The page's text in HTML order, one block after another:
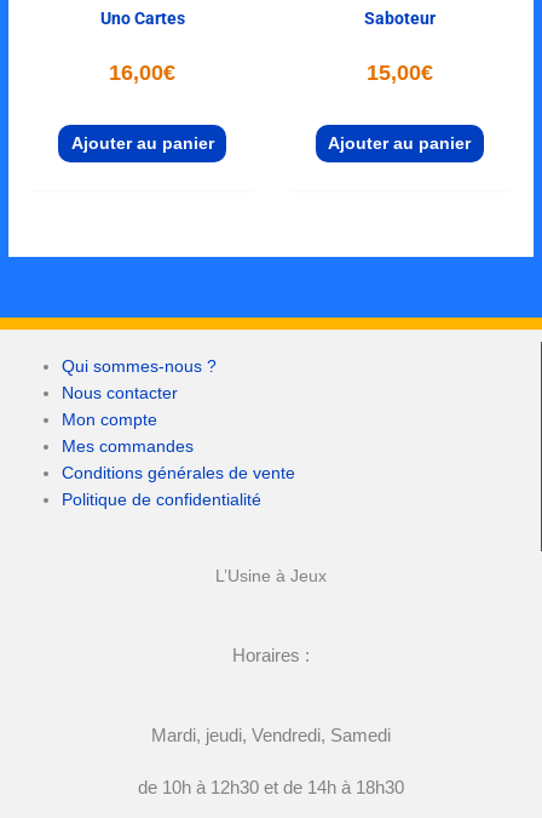
Uno Cartes
16,00€
Ajouter au panier
Saboteur
15,00€
Ajouter au panier
Qui sommes-nous ?
Nous contacter
Mon compte
Mes commandes
Conditions générales de vente
Politique de confidentialité
L’Usine à Jeux
Horaires :
Mardi, jeudi, Vendredi, Samedi
de 10h à 12h30 et de 14h à 18h30